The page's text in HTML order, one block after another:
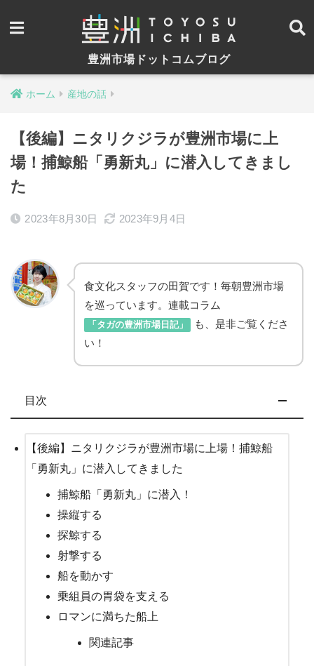
豊洲市場ドットコムブログ
ホーム 産地の話
【後編】ニタリクジラが豊洲市場に上
場！捕鯨船「勇新丸」に潜入してきまし
た
2023年8月30日 2023年9月4日
食文化スタッフの田賀です！毎朝豊洲市場
を巡っています。連載コラム
「タガの豊洲市場日記」
も、是非ご覧くださ
い！
目次
【後編】ニタリクジラが豊洲市場に上場！捕鯨船
「勇新丸」に潜入してきました
捕鯨船「勇新丸」に潜入！
操縦する
探鯨する
射撃する
船を動かす
乗組員の胃袋を支える
ロマンに満ちた船上
関連記事